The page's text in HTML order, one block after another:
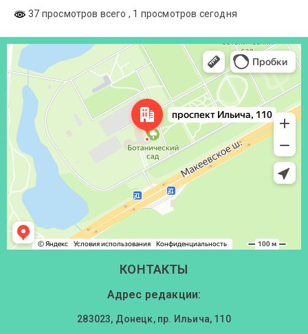
37 просмотров всего , 1 просмотров сегодня
Донецк
Проспект Ильича, 110 — Яндекс Карты
КОНТАКТЫ
Адрес редакции:
283023, Донецк, пр. Ильича, 110